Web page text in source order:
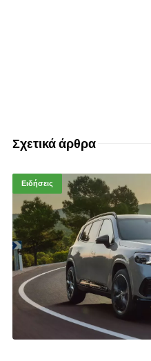
Σχετικά άρθρα
Ειδήσεις